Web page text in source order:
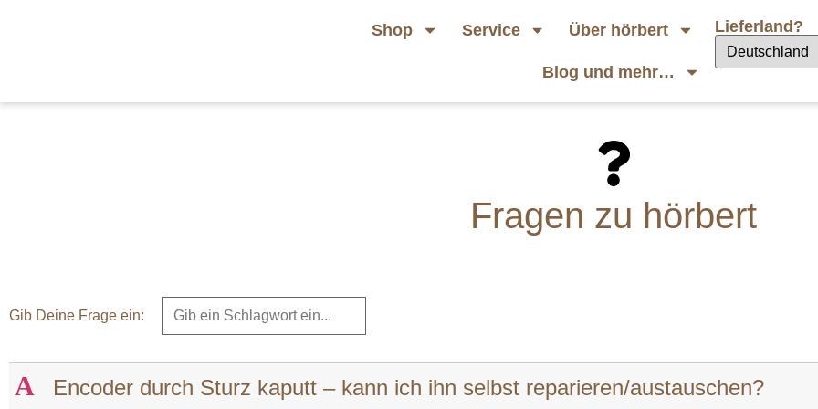
Shop Service Über hörbert
Blog und mehr…
Lieferland?
Fragen zu hörbert
Gib Deine Frage ein:
A Encoder durch Sturz kaputt – kann ich ihn selbst reparieren/austauschen?